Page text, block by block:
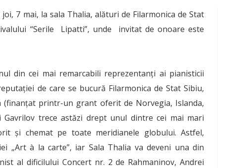
7 mai, la sala Thalia, alături de Filarmonica de Stat
“Serile Lipatti”, unde invitat de onoare este
din cei mai remarcabili reprezentanţi ai pianisticii
de care se bucură Filarmonica de Stat Sibiu,
printr-un grant oferit de Norvegia, Islanda,
Gavrilov trece astăzi drept unul dintre cei mai mari
şi chemat pe toate meridianele globului. Astfel,
„Art à la carte”, iar Sala Thalia va deveni una din
al dificilului Concert nr. 2 de Rahmaninov, Andrei